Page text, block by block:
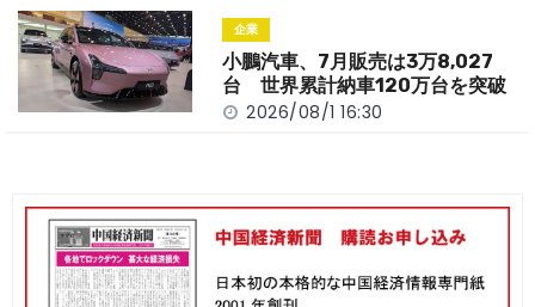
企業
小鵬汽車、7月販売は3万8,027
台 世界累計納車120万台を突破
2026/08/1 16:30